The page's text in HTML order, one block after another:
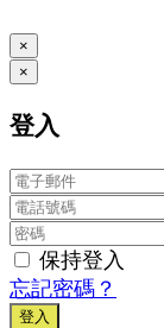
×
×
登入
保持登入
忘記密碼？
登入